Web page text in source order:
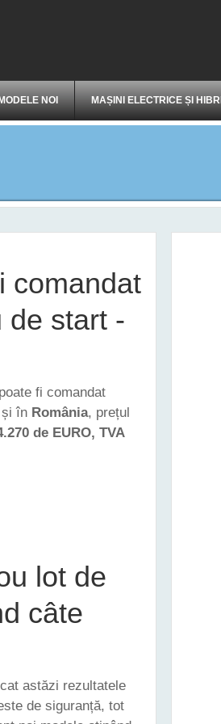
NOI MAȘINI ELECTRICE ȘI
comandat
de start -
fi comandat
și în România, prețul
de EURO, TVA
lot de
câte
astăzi rezultatele
de siguranță, tot